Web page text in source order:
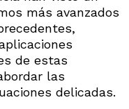
más avanzados
de estas
las
delicadas.